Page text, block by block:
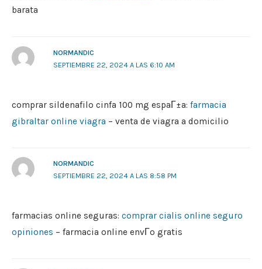
barata
NORMANDIC
SEPTIEMBRE 22, 2024 A LAS 6:10 AM
comprar sildenafilo cinfa 100 mg espaГ±a: farmacia
gibraltar online viagra – venta de viagra a domicilio
NORMANDIC
SEPTIEMBRE 22, 2024 A LAS 8:58 PM
farmacias online seguras: comprar cialis online seguro
opiniones – farmacia online envГ­o gratis